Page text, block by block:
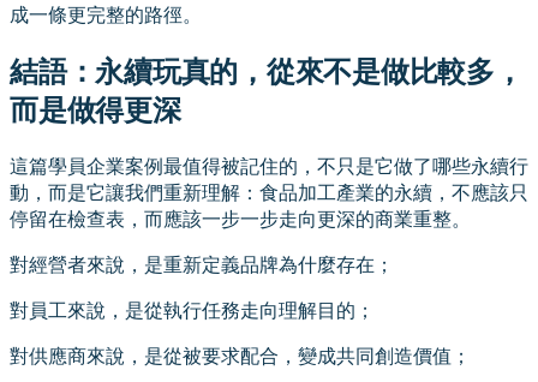
成一條更完整的路徑。
結語：永續玩真的，從來不是做比較多，
而是做得更深
這篇學員企業案例最值得被記住的，不只是它做了哪些永續行
動，而是它讓我們重新理解：食品加工產業的永續，不應該只
停留在檢查表，而應該一步一步走向更深的商業重整。
對經營者來說，是重新定義品牌為什麼存在；
對員工來說，是從執行任務走向理解目的；
對供應商來說，是從被要求配合，變成共同創造價值；